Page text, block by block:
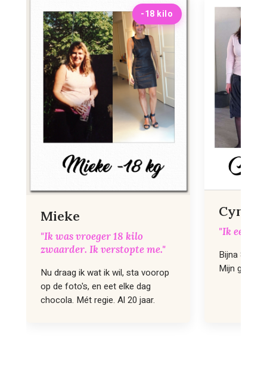
-18 kilo
Mieke
"Ik was vroeger 18 kilo
zwaarder. Ik verstopte me."
Nu draag ik wat ik wil, sta voorop
op de foto's, en eet elke dag
chocola. Mét regie. Al 20 jaar.
"Ik eet
Bijna 8 jaar
Mijn